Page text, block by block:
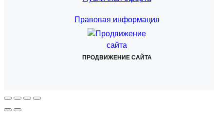
Правовая информация
ПРОДВИЖЕНИЕ САЙТА